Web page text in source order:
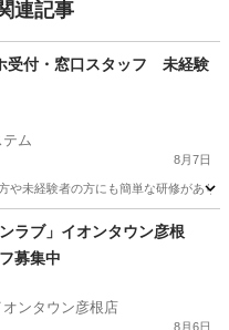
連記事
受付・窓口スタッフ 未経験
ム
8月7日
や未経験者の方にも簡単な研修があ
フラブ」イオンタウン彦根
募集中
ンタウン彦根店
8月6日